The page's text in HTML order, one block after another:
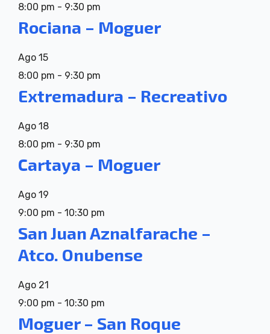
8:00 pm - 9:30 pm
Rociana – Moguer
Ago 15
8:00 pm - 9:30 pm
Extremadura – Recreativo
Ago 18
8:00 pm - 9:30 pm
Cartaya – Moguer
Ago 19
9:00 pm - 10:30 pm
San Juan Aznalfarache –
Atco. Onubense
Ago 21
9:00 pm - 10:30 pm
Moguer – San Roque